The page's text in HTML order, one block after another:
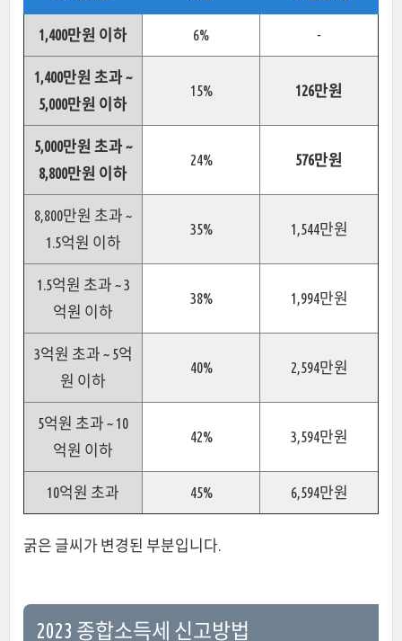
1,400만원 이하 6% -
1,400만원 초과 ~
5,000만원 이하
15% 126만원
5,000만원 초과 ~
8,800만원 이하
24% 576만원
8,800만원 초과 ~
1.5억원 이하
35% 1,544만원
1.5억원 초과 ~ 3
억원 이하
38% 1,994만원
3억원 초과 ~ 5억
원 이하
40% 2,594만원
5억원 초과 ~ 10
억원 이하
42% 3,594만원
10억원 초과 45% 6,594만원
굵은 글씨가 변경된 부분입니다.
2023 종합소득세 신고방법